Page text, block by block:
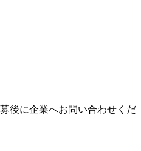
後に企業へお問い合わせくだ